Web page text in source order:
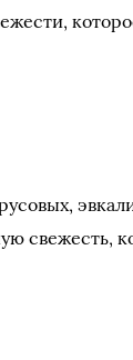
свежесть,